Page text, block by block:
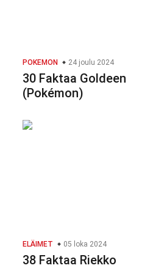
POKEMON 24 joulu 2024
30 Faktaa Goldeen
(Pokémon)
ELÄIMET 05 loka 2024
38 Faktaa Riekko